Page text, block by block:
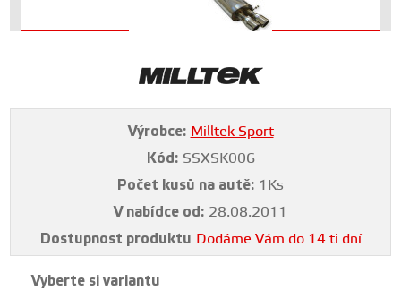
Výrobce: Milltek Sport
Kód: SSXSK006
Počet kusů na autě: 1Ks
V nabídce od: 28.08.2011
Dostupnost produktu Dodáme Vám do 14 ti dní
Vyberte si variantu